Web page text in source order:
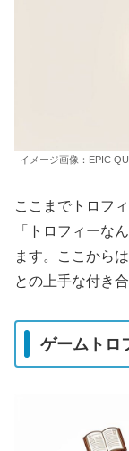
イメージ画像：EPIC
ここまでトロフ
「トロフィーな
ます。ここから
との上手な付き
ゲームトロ